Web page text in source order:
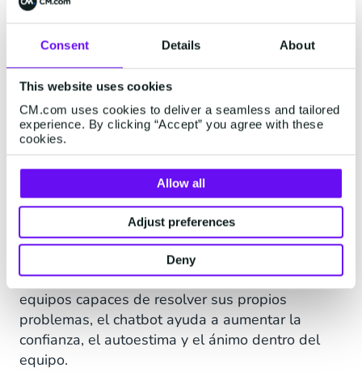
Consent Details About
This website uses cookies
CM.com uses cookies to deliver a seamless and tailored
experience. By clicking “Accept” you agree with these
cookies.
Allow all
Adjust preferences
Deny
de un chatbot de
conocimiento interno?
Un chatbot de conocimiento interno puede
apoyar a los empleados de maneras que los
humanos no pueden, brindándoles la
información que necesitan para hacer su trabajo
de manera efectiva desde el primer día. El
chatbot no solo mejora la eficiencia tanto para
los recién llegados como para los empleados
experimentados, sino que también ahorra tiempo
y energía a los gerentes de línea al dirigir a sus
equipos hacia las respuestas correctas. Con
equipos capaces de resolver sus propios
problemas, el chatbot ayuda a aumentar la
confianza, el autoestima y el ánimo dentro del
equipo.